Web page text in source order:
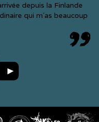
depuis la Finlande
qui m´as beaucoup